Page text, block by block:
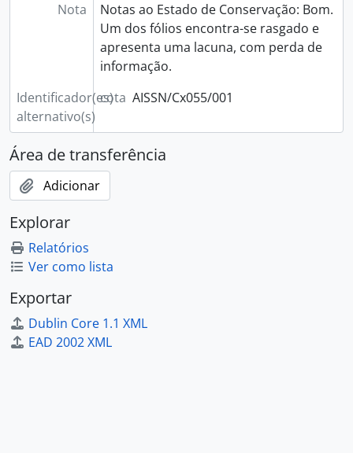
Nota
Notas ao Estado de Conservação: Bom.
Um dos fólios encontra-se rasgado e
apresenta uma lacuna, com perda de
informação.
Identificador(es)
alternativo(s)
cota AISSN/Cx055/001
Área de transferência
Adicionar
Explorar
Relatórios
Ver como lista
Exportar
Dublin Core 1.1 XML
EAD 2002 XML